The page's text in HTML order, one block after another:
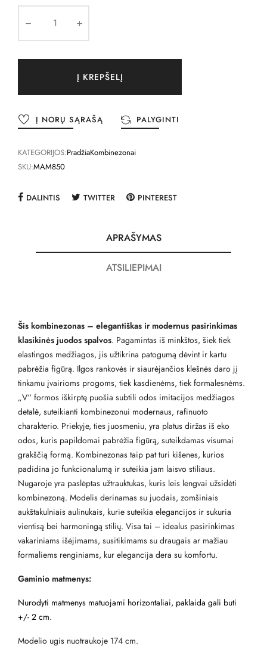
Į KREPŠELĮ
Į NORŲ SĄRAŠĄ PALYGINTI
KATEGORIJOS:PradžiaKombinezonai
SKU:MAM850
DALINTIS TWITTER PINTEREST
APRAŠYMAS
ATSILIEPIMAI
Šis kombinezonas – elegantiškas ir modernus pasirinkimas
klasikinės juodos spalvos. Pagamintas iš minkštos, šiek tiek
elastingos medžiagos, jis užtikrina patogumą dėvint ir kartu
pabrėžia figūrą. Ilgos rankovės ir siaurėjančios klešnės daro jį
tinkamu įvairioms progoms, tiek kasdienėms, tiek formalesnėms.
„V“ formos iškirptę puošia subtili odos imitacijos medžiagos
detalė, suteikianti kombinezonui modernaus, rafinuoto
charakterio. Priekyje, ties juosmeniu, yra platus diržas iš eko
odos, kuris papildomai pabrėžia figūrą, suteikdamas visumai
grakščią formą. Kombinezonas taip pat turi kišenes, kurios
padidina jo funkcionalumą ir suteikia jam laisvo stiliaus.
Nugaroje yra paslėptas užtrauktukas, kuris leis lengvai užsidėti
kombinezoną. Modelis derinamas su juodais, zomšiniais
aukštakulniais aulinukais, kurie suteikia elegancijos ir sukuria
vientisą bei harmoningą stilių. Visa tai – idealus pasirinkimas
vakariniams išėjimams, susitikimams su draugais ar mažiau
formaliems renginiams, kur elegancija dera su komfortu.
Gaminio matmenys:
Nurodyti matmenys matuojami horizontaliai, paklaida gali buti
+/- 2 cm.
Modelio ugis nuotraukoje 174 cm.